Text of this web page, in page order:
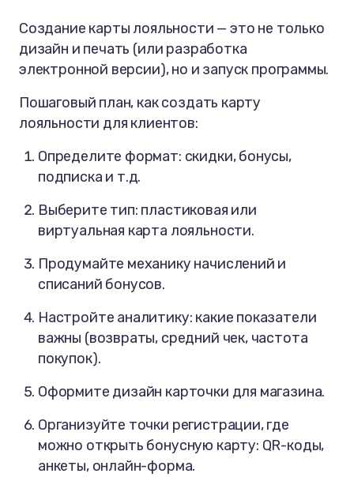
Создание карты лояльности — это не только
дизайн и печать (или разработка
электронной версии), но и запуск программы.
Пошаговый план, как создать карту
лояльности для клиентов:
Определите формат: скидки, бонусы,
подписка и т.д.
Выберите тип: пластиковая или
виртуальная карта лояльности.
Продумайте механику начислений и
списаний бонусов.
Настройте аналитику: какие показатели
важны (возвраты, средний чек, частота
покупок).
Оформите дизайн карточки для магазина.
Организуйте точки регистрации, где
можно открыть бонусную карту: QR-коды,
анкеты, онлайн-форма.